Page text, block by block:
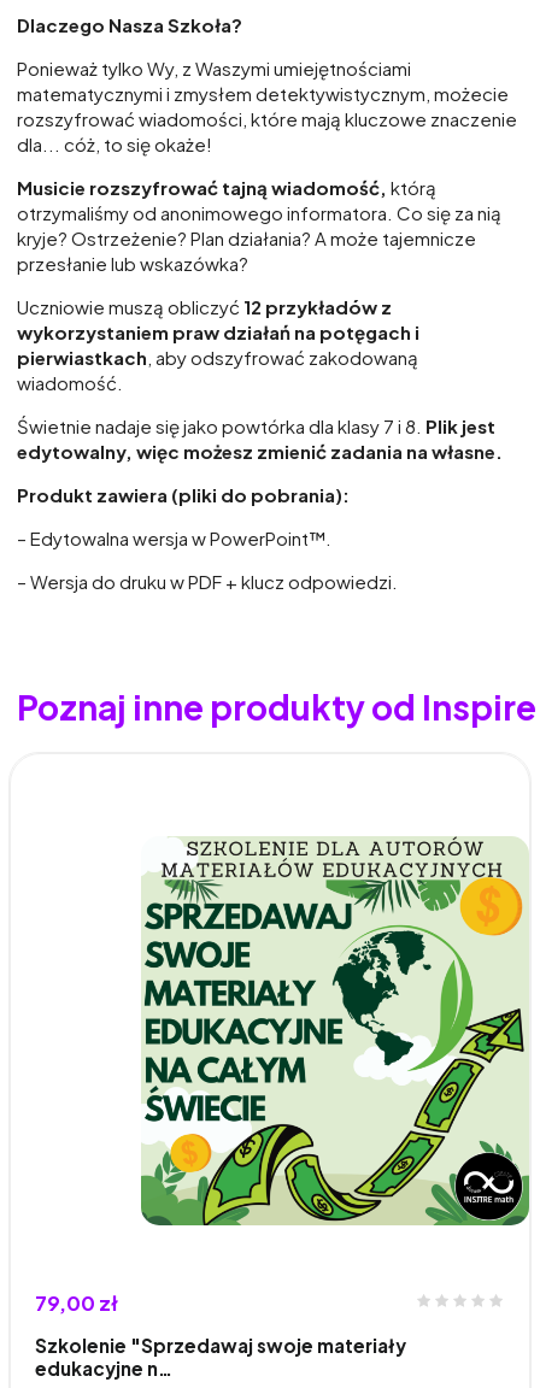
Dlaczego Nasza Szkoła?
Ponieważ tylko Wy, z Waszymi umiejętnościami
matematycznymi i zmysłem detektywistycznym, możecie
rozszyfrować wiadomości, które mają kluczowe znaczenie
dla... cóż, to się okaże!
Musicie rozszyfrować tajną wiadomość, którą
otrzymaliśmy od anonimowego informatora. Co się za nią
kryje? Ostrzeżenie? Plan działania? A może tajemnicze
przesłanie lub wskazówka?
Uczniowie muszą obliczyć 12 przykładów z
wykorzystaniem praw działań na potęgach i
pierwiastkach , aby odszyfrować zakodowaną
wiadomość.
Świetnie nadaje się jako powtórka dla klasy 7 i 8. Plik jest
edytowalny, więc możesz zmienić zadania na własne.
Produkt zawiera (pliki do pobrania):
– Edytowalna wersja w PowerPoint™.
– Wersja do druku w PDF + klucz odpowiedzi.
Poznaj inne produkty od
79,00 zł
Szkolenie "Sprzedawaj swoje materiały
edukacyjne n…